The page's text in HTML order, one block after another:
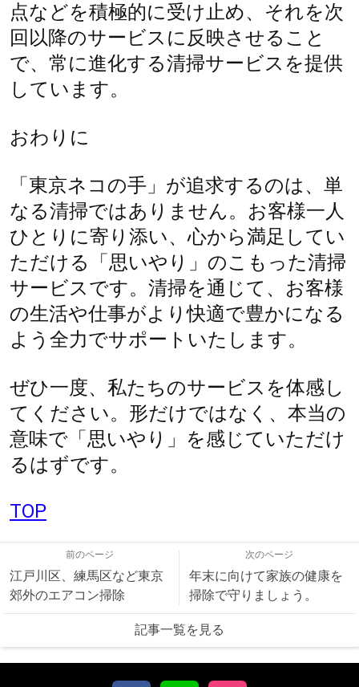
点などを積極的に受け止め、それを次
回以降のサービスに反映させること
で、常に進化する清掃サービスを提供
しています。
おわりに
「東京ネコの手」が追求するのは、単
なる清掃ではありません。お客様一人
ひとりに寄り添い、心から満足してい
ただける「思いやり」のこもった清掃
サービスです。清掃を通じて、お客様
の生活や仕事がより快適で豊かになる
よう全力でサポートいたします。
ぜひ一度、私たちのサービスを体感し
てください。形だけではなく、本当の
意味で「思いやり」を感じていただけ
るはずです。
TOP
前のページ
江戸川区、練馬区など東京
郊外のエアコン掃除
次のページ
年末に向けて家族の健康を
掃除で守りましょう。
記事一覧を見る